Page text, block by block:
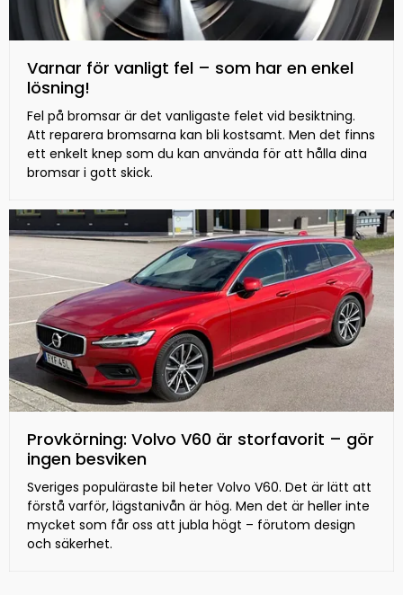
Varnar för vanligt fel – som har en enkel
lösning!
Fel på bromsar är det vanligaste felet vid besiktning.
Att reparera bromsarna kan bli kostsamt. Men det finns
ett enkelt knep som du kan använda för att hålla dina
bromsar i gott skick.
Provkörning: Volvo V60 är storfavorit – gör
ingen besviken
Sveriges populäraste bil heter Volvo V60. Det är lätt att
förstå varför, lägstanivån är hög. Men det är heller inte
mycket som får oss att jubla högt – förutom design
och säkerhet.